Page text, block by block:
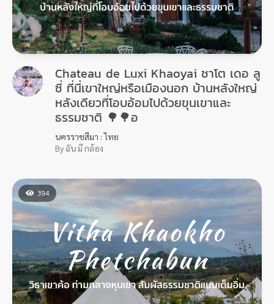
Chateau de Luxi Khaoyai ชาโต เดอ ลู
ซี่ ที่นี่เขาใหญ่หรือเมืองนอก บ้านหลังใหญ่
หลังเดียวที่โอบอ้อมไปด้วยขุนเขาและ
ธรรมชาติ 🌳🌳อ
นครราชสีมา : ไทย
By ฉัน มี กล้อง
394